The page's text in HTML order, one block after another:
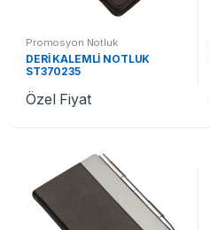
Promosyon Notluk
DERİ KALEMLİ NOTLUK
ST370235
Özel Fiyat